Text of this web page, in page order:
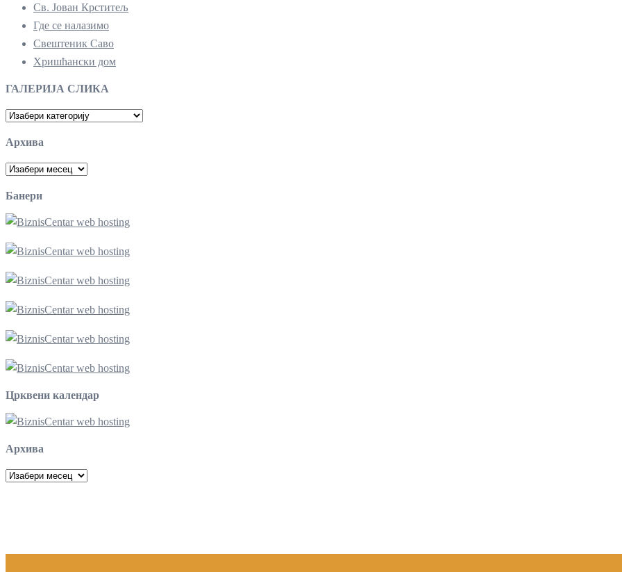
Св. Јован Крститељ
Где се налазимо
Свештеник Саво
Хришћански дом
ГАЛЕРИЈА СЛИКА
ГАЛЕРИЈА
Архива
Архива
Банери
Црквени календар
Архива
Архива